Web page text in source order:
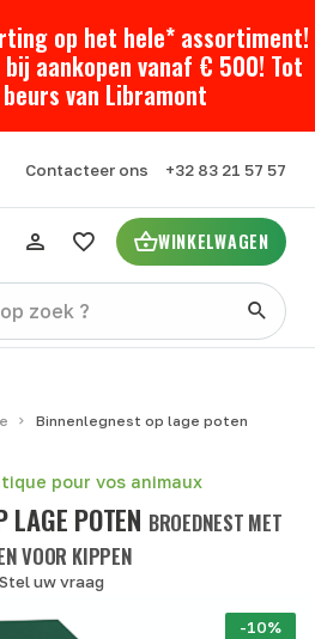
op het hele* assortiment!
aankopen vanaf € 500! Tot
van Libramont
Contacteer ons +32 83 21 57 57
WINKELWAGEN
Binnenlegnest op lage poten
pour vos animaux
LAGE POTEN BROEDNEST MET
VOOR KIPPEN
Stel uw vraag
-10%